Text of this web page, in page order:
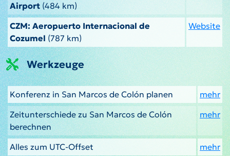
Airport(484 km)
CZM: Aeropuerto Internacional de
Cozumel (787 km)
Website
Werkzeuge
Konferenz in San Marcos de Colón planen
mehr
Zeitunterschiede zu San Marcos de Colón
berechnen
mehr
Alles zum UTC-Offset mehr